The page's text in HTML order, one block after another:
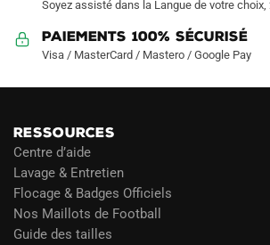
Soyez assisté dans la Langue de votre choix,
Paiements 100% Sécurisé
Visa / MasterCard / Mastero / Google Pay
RESSOURCES
Centre d’aide
Lavage & Entretien
Flocage & Badges Officiels
Nos Maillots de Football
Guide des tailles